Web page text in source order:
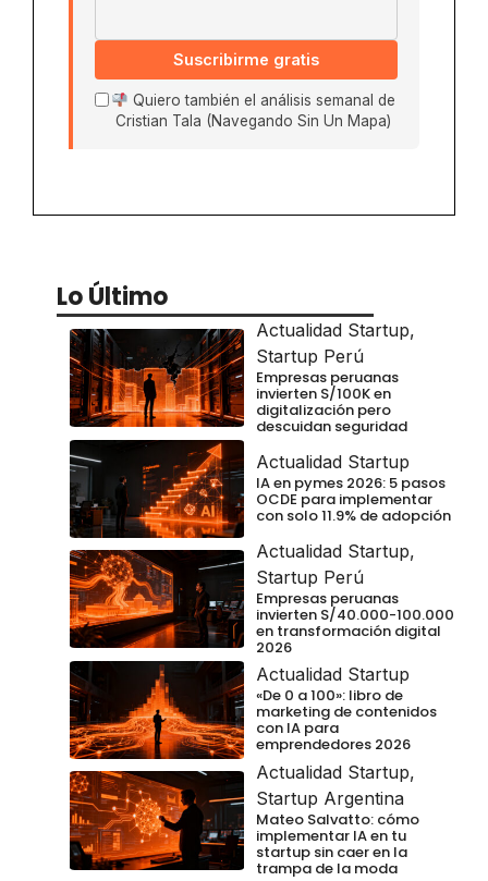
Suscribirme gratis
Quiero también el análisis semanal de
Cristian Tala (Navegando Sin Un Mapa)
Lo Último
Actualidad Startup,
Startup Perú
Empresas peruanas
invierten S/100K en
digitalización pero
descuidan seguridad
Actualidad Startup
IA en pymes 2026: 5 pasos
OCDE para implementar
con solo 11.9% de adopción
Actualidad Startup,
Startup Perú
Empresas peruanas
invierten S/40.000-100.000
en transformación digital
2026
Actualidad Startup
«De 0 a 100»: libro de
marketing de contenidos
con IA para
emprendedores 2026
Actualidad Startup,
Startup Argentina
Mateo Salvatto: cómo
implementar IA en tu
startup sin caer en la
trampa de la moda